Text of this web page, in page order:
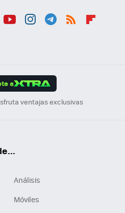
a
ventajas exclusivas
Análisis
Móviles